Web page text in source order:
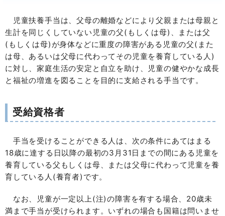
児童扶養手当は、父母の離婚などにより父親または母親と
生計を同じくしていない児童の父(もしくは母)、または父
(もしくは母)が身体などに重度の障害がある児童の父(また
は母、あるいは父母に代わってその児童を養育している人)
に対し、家庭生活の安定と自立を助け、児童の健やかな成長
と福祉の増進を図ることを目的に支給される手当です。
受給資格者
手当を受けることができる人は、次の条件にあてはまる
18歳に達する日以降の最初の3月31日までの間にある児童を
養育している父もしくは母、または父母に代わって児童を養
育している人(養育者)です。
なお、児童が一定以上(注)の障害を有する場合、20歳未
満まで手当が受けられます。いずれの場合も国籍は問いませ